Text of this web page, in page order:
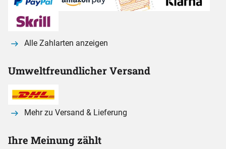
Alle Zahlarten anzeigen
Umweltfreundlicher Versand
Mehr zu Versand & Lieferung
Ihre Meinung zählt